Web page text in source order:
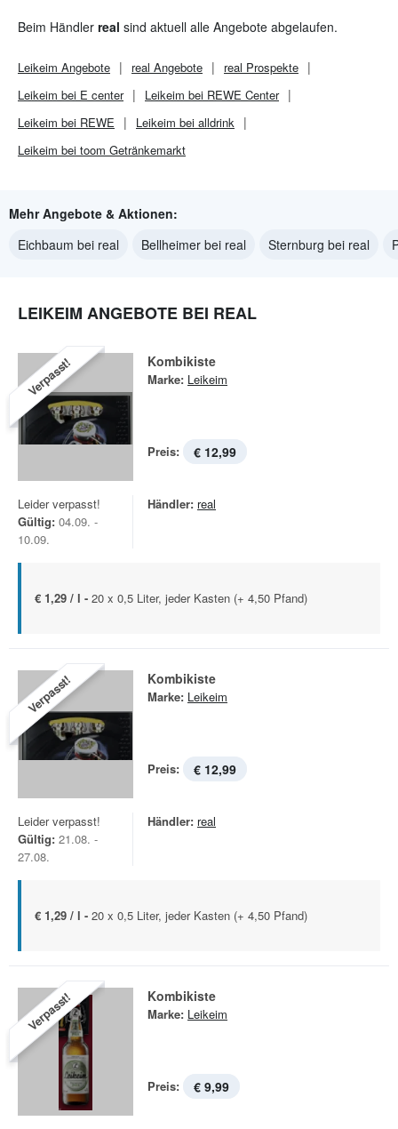
Beim Händler real sind aktuell alle Angebote abgelaufen.
Leikeim Angebote real Angebote real Prospekte
Leikeim bei E center
Leikeim bei REWE Center
Leikeim bei REWE
Leikeim bei alldrink
Leikeim bei toom Getränkemarkt
Mehr Angebote & Aktionen:
Eichbaum bei real
Bellheimer bei real Sternburg bei real
LEIKEIM ANGEBOTE BEI REAL
Verpasst! Kombikiste
Marke: Leikeim
Preis: € 12,99
Leider verpasst!
Gültig: 04.09. -
10.09.
Händler: real
€ 1,29 / l - 20 x 0,5 Liter, jeder Kasten (+ 4,50 Pfand)
Verpasst! Kombikiste
Marke: Leikeim
Preis: € 12,99
Leider verpasst!
Gültig: 21.08. -
27.08.
Händler: real
€ 1,29 / l - 20 x 0,5 Liter, jeder Kasten (+ 4,50 Pfand)
Verpasst! Kombikiste
Marke: Leikeim
Preis: € 9,99